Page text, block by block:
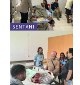
SENTANI